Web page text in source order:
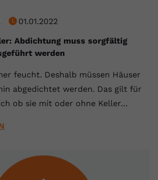
01.01.2022
Abdichtung muss sorgfältig
werden
feucht. Deshalb müssen Häuser
abgedichtet werden. Das gilt für
ob sie mit oder ohne Keller…